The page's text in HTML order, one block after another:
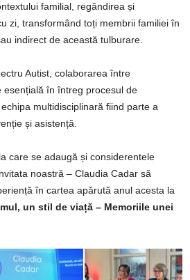
familial, regândirea și
zi, transformând toți membrii familiei în
indirect de această tulburare.
Autist, colaborarea între
esențială în întreg procesul de
multidisciplinară fiind parte a
și asistență.
care se adaugă și considerentele
noastră – Claudia Cadar să
în cartea apărută anul acesta la
un stil de viață – Memoriile unei